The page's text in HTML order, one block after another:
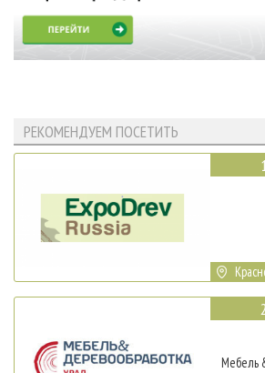
РЕКОМЕНДУЕМ ПОСЕТИТЬ
Мебель